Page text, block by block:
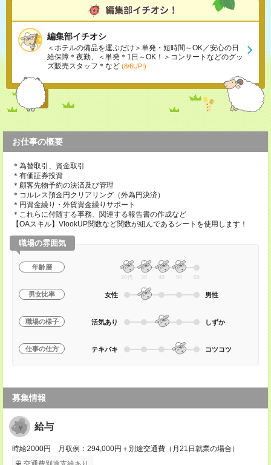
編集部イチオシ
＜ホテルの備品を運ぶだけ＞単発・短時間～OK／安心の日
給保障＊夜勤、＜単発＊1日～OK！＞コンサートなどのグッ
ズ販売スタッフ＊など (8/6UP!)
お仕事の概要
＊為替取引、資金取引
＊有価証券投資
＊顧客先物予約の決済及び管理
＊コルレス預金円クリアリング（外為円決済）
＊円資金繰り・外貨資金繰りサポート
＊これらに付随する事務、関連する報告書の作成など
【OAスキル】VlookUP関数など関数が組んであるシートを使用します！
職場の雰囲気
年齢層
20代 30 40 50 60
男女比率 女性 男性
職場の様子 活気あり しずか
仕事の仕方 テキパキ コツコツ
募集情報
給与
時給2000円 月収例：294,000円＋別途交通費（月21日就業の場合）